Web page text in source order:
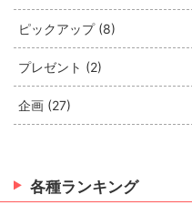
ピックアップ (8)
プレゼント (2)
企画 (27)
各種ランキング